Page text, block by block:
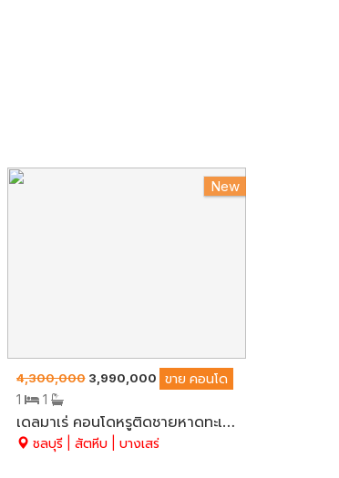
New
4,300,000 3,990,000 ขาย คอนโด
1
1
เดลมาเร่ คอนโดหรูติดชายหาดทะเล ในเมืองท่องเที่ยว ห้องใหญ่ 41.29 ตรม. BUILT-IN ทั้งห้อง สวยมาก ขายพร้อมผู้เช่า 15,000 บาท/เดือน อ.สัตหีบ จ.ชลบุรี
ชลบุรี | สัตหีบ | บางเสร่